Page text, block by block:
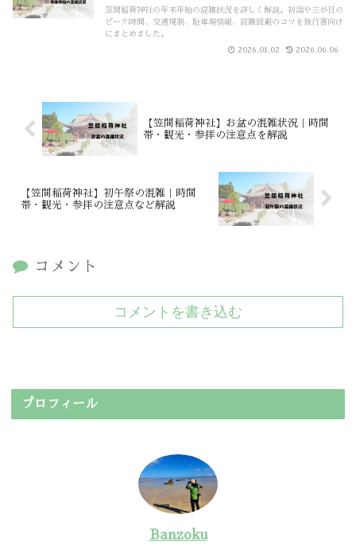
笠間稲荷神社の年末年始の混雑状況を詳しく解説。初詣や三が日の
ピーク時間、交通規制、駐車場情報、混雑回避のコツを旅行客向け
にまとめました。
2026.01.02 2026.06.06
【笠間稲荷神社】お盆の混雑状況｜時間
帯・観光・参拝の注意点を解説
【笠間稲荷神社】初午祭の混雑｜時間
帯・観光・参拝の注意点など解説
コメント
コメントを書き込む
プロフィール
Banzoku